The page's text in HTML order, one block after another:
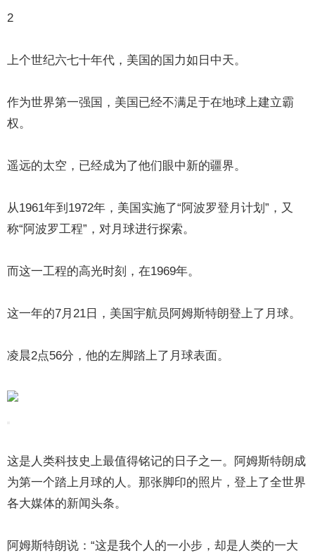
2
上个世纪六七十年代，美国的国力如日中天。
作为世界第一强国，美国已经不满足于在地球上建立霸
权。
遥远的太空，已经成为了他们眼中新的疆界。
从1961年到1972年，美国实施了“阿波罗登月计划”，又
称“阿波罗工程”，对月球进行探索。
而这一工程的高光时刻，在1969年。
这一年的7月21日，美国宇航员阿姆斯特朗登上了月球。
凌晨2点56分，他的左脚踏上了月球表面。
这是人类科技史上最值得铭记的日子之一。阿姆斯特朗成
为第一个踏上月球的人。那张脚印的照片，登上了全世界
各大媒体的新闻头条。
阿姆斯特朗说：“这是我个人的一小步，却是人类的一大